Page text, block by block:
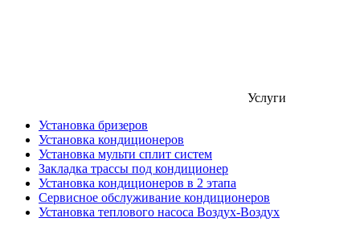
Услуги
Установка бризеров
Установка кондиционеров
Установка мульти сплит систем
Закладка трассы под кондиционер
Установка кондиционеров в 2 этапа
Сервисное обслуживание кондиционеров
Установка теплового насоса Воздух-Воздух